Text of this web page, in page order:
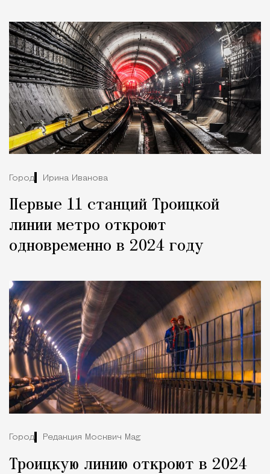
Город Ирина Иванова
Первые 11 станций Троицкой
линии метро откроют
одновременно в 2024 году
Город Редакция Москвич Mag
Троицкую линию откроют в 2024